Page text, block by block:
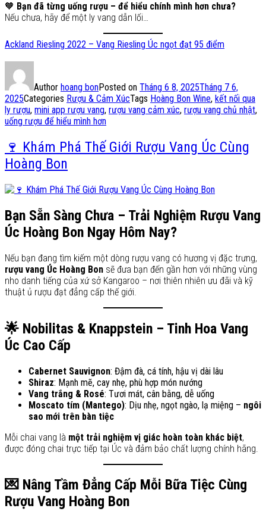
🧡 Bạn đã từng uống rượu – để hiểu chính mình hơn chưa?
Nếu chưa, hãy để một ly vang dẫn lối…
Ackland Riesling 2022 – Vang Riesling Úc ngọt đạt 95 điểm
Author hoang bonPosted on Tháng 6 8, 2025Tháng 7 6,
2025Categories Rượu & Cảm XúcTags Hoàng Bon Wine, kết nối qua
ly rượu, mini app rượu vang, rượu vang cảm xúc, rượu vang chủ nhật,
uống rượu để hiểu mình hơn
🍷 Khám Phá Thế Giới Rượu Vang Úc Cùng
Hoàng Bon
Bạn Sẵn Sàng Chưa – Trải Nghiệm Rượu Vang
Úc Hoàng Bon Ngay Hôm Nay?
Nếu bạn đang tìm kiếm một dòng rượu vang có hương vị đặc trưng,
rượu vang Úc Hoàng Bon sẽ đưa bạn đến gần hơn với những vùng
nho danh tiếng của xứ sở Kangaroo – nơi thiên nhiên ưu đãi và kỹ
thuật ủ rượu đạt đẳng cấp thế giới.
🌟 Nobilitas & Knappstein – Tinh Hoa Vang
Úc Cao Cấp
Cabernet Sauvignon: Đậm đà, cá tính, hậu vị dài lâu
Shiraz: Mạnh mẽ, cay nhẹ, phù hợp món nướng
Vang trắng & Rosé: Tươi mát, cân bằng, dễ uống
Moscato tím (Mantego): Dịu nhẹ, ngọt ngào, lạ miệng – ngôi
sao mới trên bàn tiệc
Mỗi chai vang là một trải nghiệm vị giác hoàn toàn khác biệt,
được đóng chai trực tiếp tại Úc và đảm bảo chất lượng chính hãng.
💌 Nâng Tầm Đẳng Cấp Mỗi Bữa Tiệc Cùng
Rượu Vang Hoàng Bon